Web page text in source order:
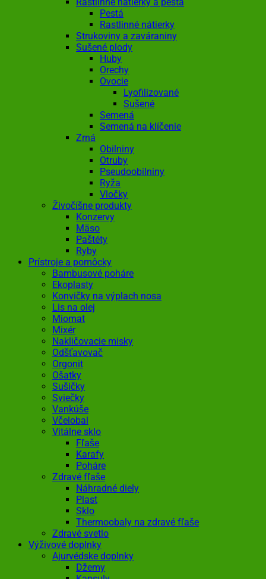
Pestá
Rastlinné nátierky
Strukoviny a zaváraniny
Sušené plody
Huby
Orechy
Ovocie
Lyofilizované
Sušené
Semená
Semená na klíčenie
Zrná
Obilniny
Otruby
Pseudoobilniny
Ryža
Vločky
Živočíšne produkty
Konzervy
Mäso
Paštéty
Ryby
Prístroje a pomôcky
Bambusové poháre
Ekoplasty
Konvičky na výplach nosa
Lis na olej
Miomat
Mixér
Nakličovacie misky
Odšťavovač
Orgonit
Ošatky
Sušičky
Sviečky
Vankúše
Včelobal
Vitálne sklo
Fľaše
Karafy
Poháre
Zdravé fľaše
Náhradné diely
Plast
Sklo
Thermoobaly na zdravé fľaše
Zdravé svetlo
Výživové doplnky
Ajurvédske doplnky
Džemy